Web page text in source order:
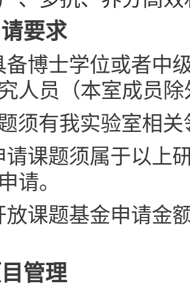
要求
备博士学位或者中
人员（本室成员
须有我实验室相
请课题须属于以上
请。
放课题基金申请金
管理